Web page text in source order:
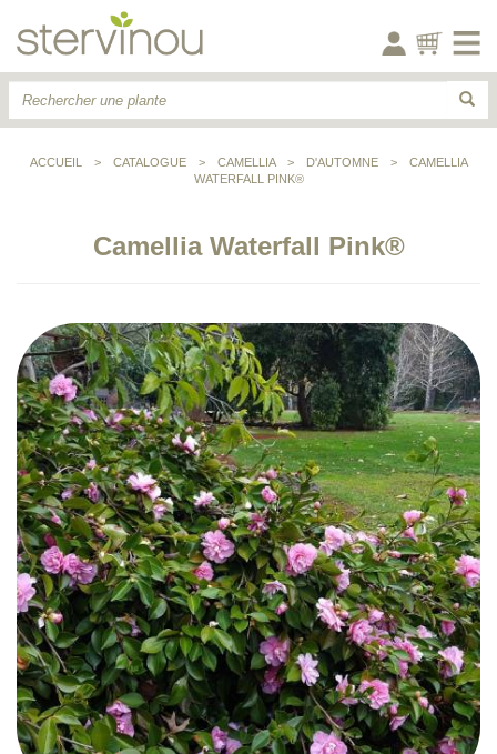
ACCUEIL > CATALOGUE > CAMELLIA > D'AUTOMNE >
CAMELLIA
WATERFALL PINK®
Camellia Waterfall Pink®